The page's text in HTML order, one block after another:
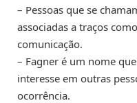
– Pessoas que se
associadas a traços
comunicação.
– Fagner é um nome
interesse em outras
ocorrência.